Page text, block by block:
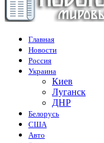
Главная
Новости
Россия
Украина
Киев
Луганск
ДНР
Белорусь
США
Авто